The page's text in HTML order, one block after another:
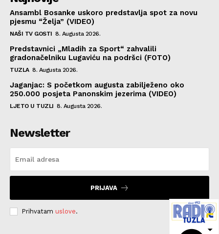
Ansambl Bosanke uskoro predstavlja spot za novu
pjesmu “Želja” (VIDEO)
NAŠI TV GOSTI 8. Augusta 2026.
Predstavnici „Mladih za Sport“ zahvalili
gradonačelniku Lugaviću na podršci (FOTO)
TUZLA 8. Augusta 2026.
Jaganjac: S početkom augusta zabilježeno oko
250.000 posjeta Panonskim jezerima (VIDEO)
LJETO U TUZLI 8. Augusta 2026.
Newsletter
PRIJAVA
Prihvatam uslove.